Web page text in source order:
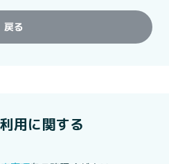
戻る
用に関する